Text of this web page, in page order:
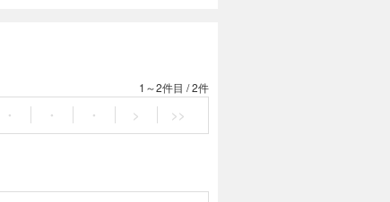
1～2件目 /2件
・ ・ ・ > >>